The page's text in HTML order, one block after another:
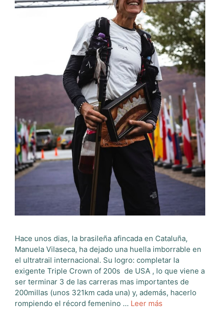
Hace unos dias, la brasileña afincada en Cataluña,
Manuela Vilaseca, ha dejado una huella imborrable en
el ultratrail internacional. Su logro: completar la
exigente Triple Crown of 200s de USA , lo que viene a
ser terminar 3 de las carreras mas importantes de
200millas (unos 321km cada una) y, además, hacerlo
rompiendo el récord femenino … Leer más